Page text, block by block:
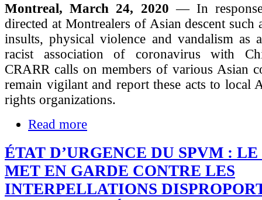
Montreal, March 24, 2020— In
directed at Montrealers of Asian descent such
insults, physical violence and vandalism as
racist association of coronavirus with
CRARR calls on members of various Asian
remain vigilant and report these acts to local
rights organizations.
Read more
ÉTAT D’URGENCE DU SPVM :
MET EN GARDE CONTRE LES
INTERPELLATIONS